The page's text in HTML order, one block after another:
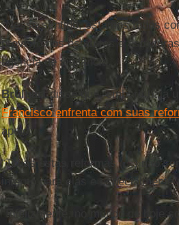
“Nesse sentido, estamos todos
previsto nos estatutos e
agência de vigilância.
Brülhartdisse que, embora haja
Francisco enfrenta com suas
apoio.
“Todas estas reformas (...) não
interno para elas e especialmente
“Infelizmente, no mundo de hoje